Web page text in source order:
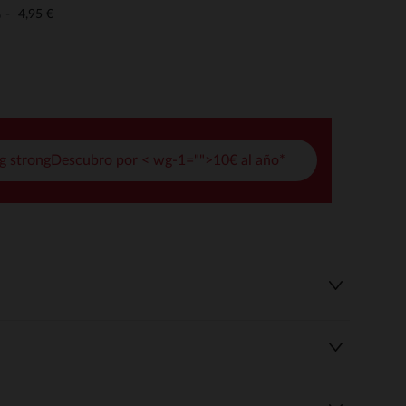
4,95 €
strongDescubro por < wg-1="">10€ al año*